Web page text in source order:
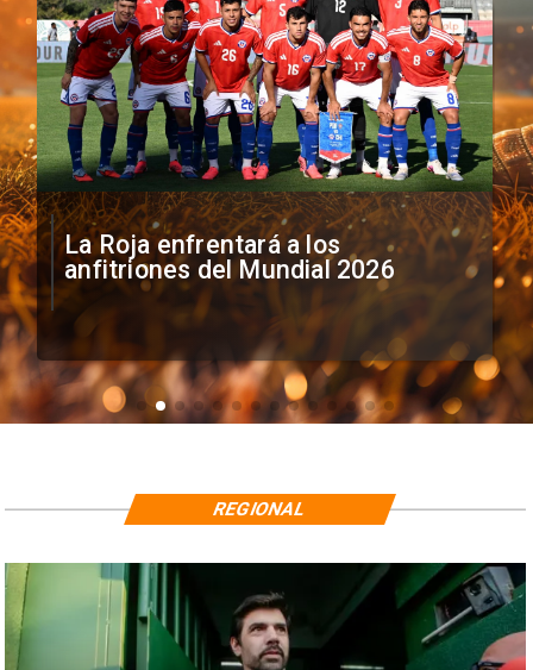
La Roja enfrentará a los
anfitriones del Mundial 2026
REGIONAL